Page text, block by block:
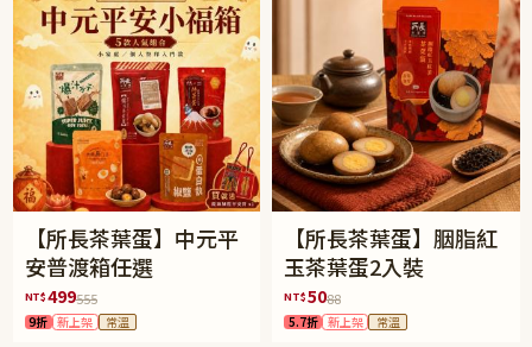
【所長茶葉蛋】中元平
安普渡箱任選
NT$499555
9折 新上架 常溫
【所長茶葉蛋】胭脂紅
玉茶葉蛋2入裝
NT$5088
5.7折 新上架 常溫